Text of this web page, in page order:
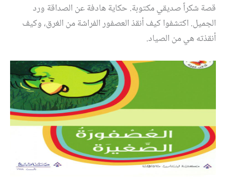
قصة شكراً صديقي مكتوبة. حكاية هادفة عن الصداقة ورد
الجميل. اكتشفوا كيف أنقذ العصفور الفراشة من الغرق، وكيف
أنقذته هي من الصياد.